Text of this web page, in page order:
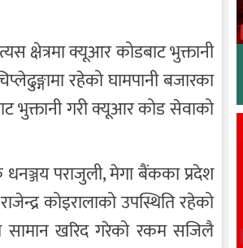
क्षेत्रमा क्यूआर कोडबाट भुक्तानी
रहेको घामपानी बजारका
भुक्तानी गरी क्यूआर कोड सेवाको
धनञ्जय पराजुली, मेगा बैंकका प्रदेश
कोइरालाको उपस्थिति रहेको
सामान खरिद गरेको रकम सजिलै